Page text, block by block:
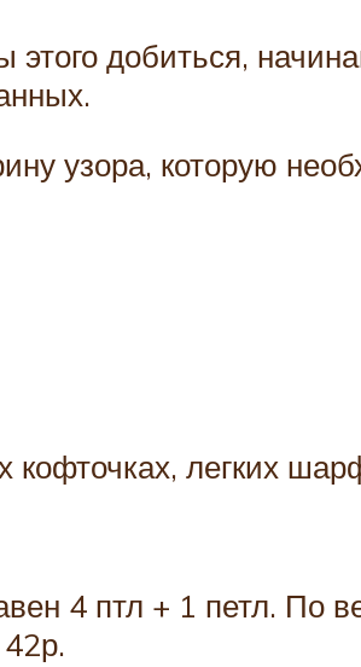
добиться,
узора, которую
легких
4 птл + 1 петл. По